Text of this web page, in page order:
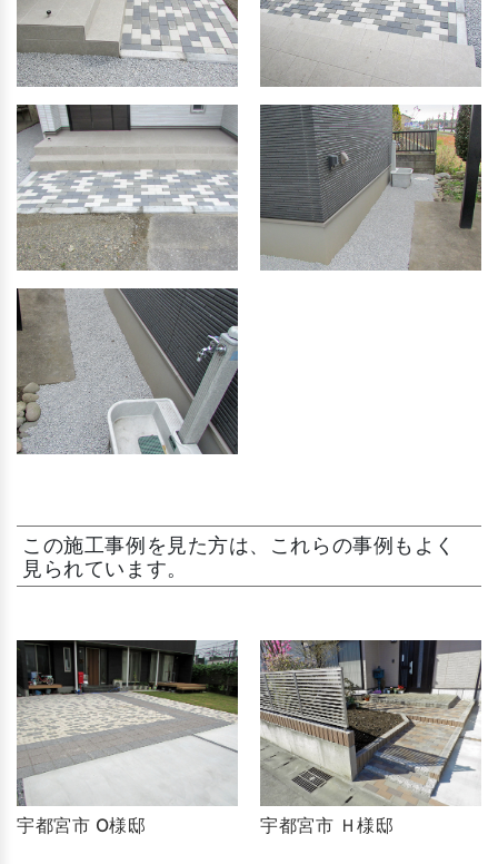
この施工事例を見た方は、これらの事例もよく
見られています。
宇都宮市 O様邸 宇都宮市 Ｈ様邸